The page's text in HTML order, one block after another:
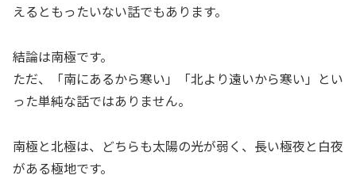
えるともったいない話でもあります。
結論は南極です。
ただ、「南にあるから寒い」「北より遠いから寒い」とい
った単純な話ではありません。
南極と北極は、どちらも太陽の光が弱く、長い極夜と白夜
がある極地です。